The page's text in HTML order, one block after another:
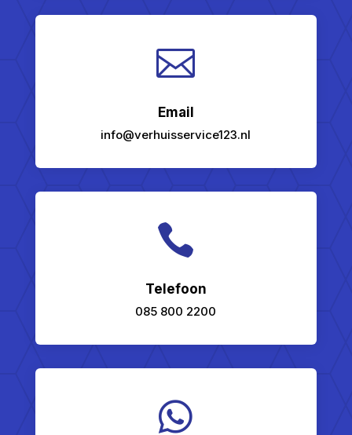

Email
info@verhuisservice123.nl

Telefoon
085 800 2200
